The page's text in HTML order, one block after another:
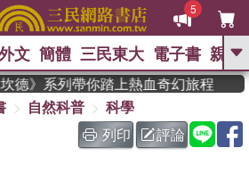
5
GO
熱搜： 東野圭吾 、
The Odyssey 、 父親節 、 如果歷
史是一群喵 、 暑期推薦 、 國際布克
文 簡體 三民東大 電子書 親子
》系列帶你踏上熱血奇幻旅程
自然科普
科學
列印
評論